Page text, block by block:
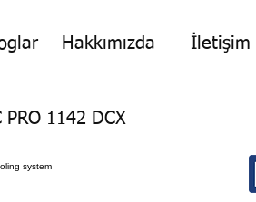
Hakkımızda İletişim
PRO 1142 DCX
system